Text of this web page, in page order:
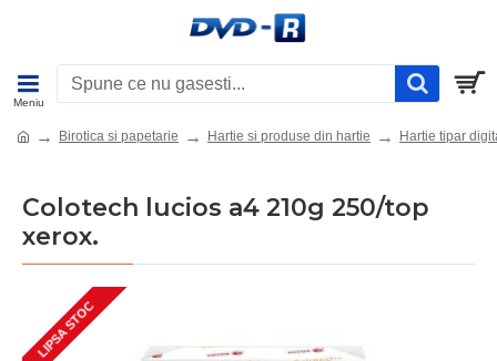
Birotica si papetarie Hartie si produse din hartie Hartie tipar
Colotech lucios a4 210g 250/top
xerox.
LIPSA STOC